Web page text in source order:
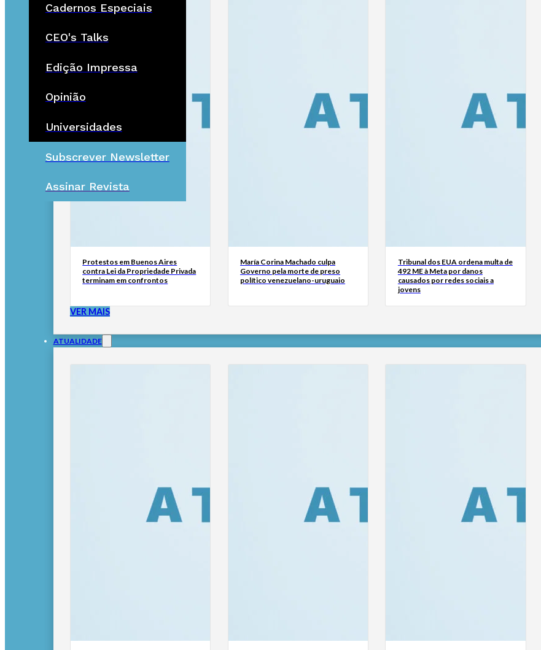
Cadernos Especiais
CEO's Talks
Edição Impressa
Opinião
Universidades
Subscrever Newsletter
Assinar Revista
Protestos em Buenos Aires
contra Lei da Propriedade Privada
terminam em confrontos
María Corina Machado culpa
Governo pela morte de preso
político venezuelano-uruguaio
Tribunal dos EUA ordena multa de
492 ME à Meta por danos
causados por redes sociais a
jovens
VER MAIS
ATUALIDADE